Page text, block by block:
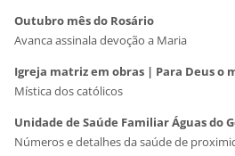
Outubro mês do Rosário
Avanca assinala devoção a Maria
Igreja matriz em obras | Para Deus o
Mística dos católicos
Unidade de Saúde Familiar Águas do
Números e detalhes da saúde de